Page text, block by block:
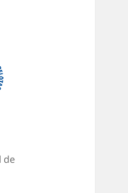
de